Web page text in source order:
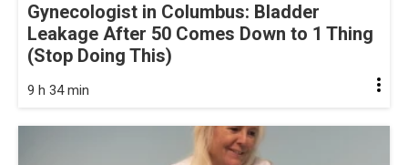
Gynecologist in Columbus: Bladder
Leakage After 50 Comes Down to 1 Thing
(Stop Doing This)
9 h 34 min